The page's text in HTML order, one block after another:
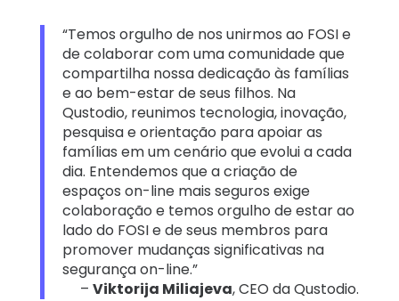
“Temos orgulho de nos unirmos ao FOSI e
de colaborar com uma comunidade que
compartilha nossa dedicação às famílias
e ao bem-estar de seus filhos. Na
Qustodio, reunimos tecnologia, inovação,
pesquisa e orientação para apoiar as
famílias em um cenário que evolui a cada
dia. Entendemos que a criação de
espaços on-line mais seguros exige
colaboração e temos orgulho de estar ao
lado do FOSI e de seus membros para
promover mudanças significativas na
segurança on-line.”
–Viktorija Miliajeva, CEO da Qustodio.